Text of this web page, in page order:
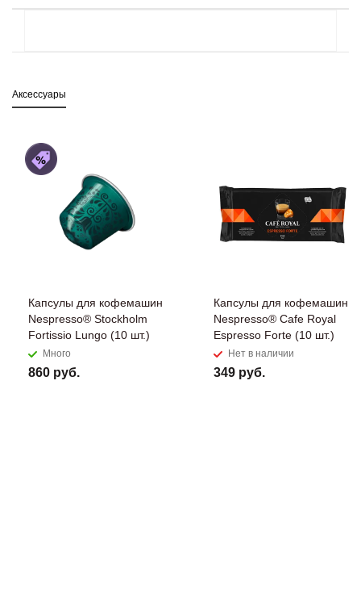
Аксессуары
Капсулы для кофемашин
Nespresso® Stockholm
Fortissio Lungo​ (10 шт.)
Много
860 руб.
Капсулы для кофемашин
Nespresso® Cafe Royal
Espresso Forte (10 шт.)
Нет в наличии
349 руб.